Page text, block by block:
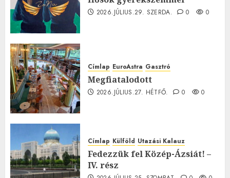
2026.JÚLIUS.29. SZERDA. 0 0
Címlap EuroAstra Gasztró
Megfiatalodott
2026.JÚLIUS.27. HÉTFŐ. 0 0
Címlap Külföld Utazási Kalauz
Fedezzük fel Közép-Ázsiát! –
IV. rész